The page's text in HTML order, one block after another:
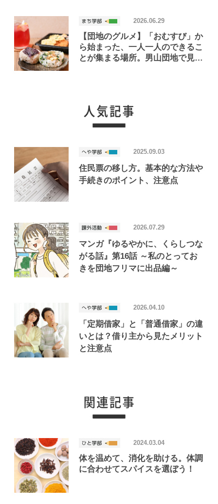
【団地のグルメ】「おむすび」か
ら始まった、一人一人のできるこ
とが集まる場所。男山団地で見つ
2026.06.29
住民票の移し方。基本的な方法や
手続きのポイント、注意点
2025.09.03
マンガ『ゆるやかに、くらしつな
がる話』第16話 ～私のとってお
きを団地フリマに出品編～
2026.07.29
「定期借家」と「普通借家」の違
いとは？借り主から見たメリット
と注意点
2026.04.10
体を温めて、消化を助ける。体調
に合わせてスパイスを選ぼう！
2024.03.04